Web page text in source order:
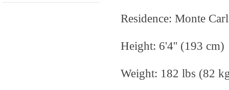
Residence: Monte
Height: 6'4'' (193 cm)
Weight: 182 lbs (82